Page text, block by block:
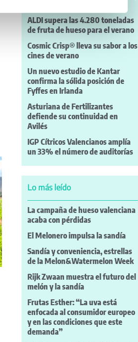
ALDI supera las 4.280 toneladas
de fruta de hueso para el verano
Cosmic Crisp® lleva su sabor a los
cines de verano
Un nuevo estudio de Kantar
confirma la sólida posición de
Fyffes en Irlanda
Asturiana de Fertilizantes
defiende su continuidad en
Avilés
IGP Cítricos Valencianos amplía
un 33% el número de auditorías
Lo más leído
La campaña de hueso valenciana
acaba con pérdidas
El Melonero impulsa la sandía
Sandía y conveniencia, estrellas
de la Melon&Watermelon Week
Rijk Zwaan muestra el futuro del
melón y la sandía
Frutas Esther: “La uva está
enfocada al consumidor europeo
y en las condiciones que este
demanda”